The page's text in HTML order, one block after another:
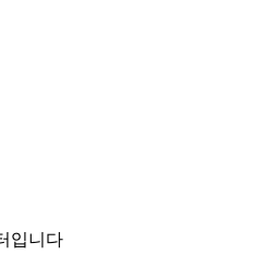
입니다